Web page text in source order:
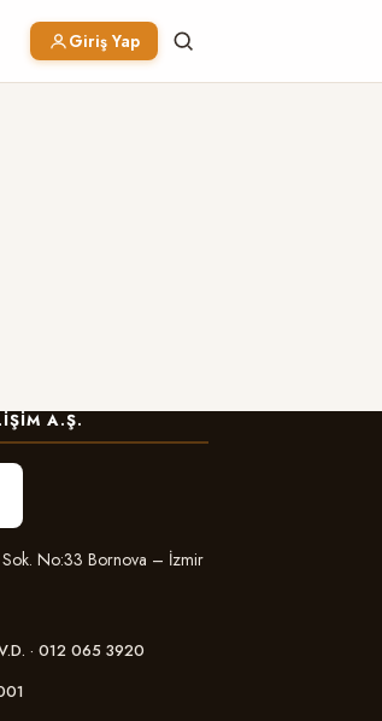
Giriş Yap
A.Ş.
No:33 Bornova – İzmir
· 012 065 3920